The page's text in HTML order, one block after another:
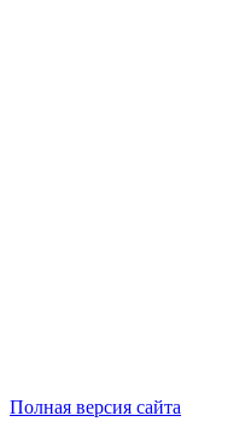
Полная версия сайта